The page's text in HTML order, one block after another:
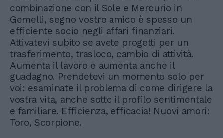
combinazione con il Sole e Mercurio in
Gemelli, segno vostro amico è spesso un
efficiente socio negli affari finanziari.
Attivatevi subito se avete progetti per un
trasferimento, trasloco, cambio di attività.
Aumenta il lavoro e aumenta anche il
guadagno. Prendetevi un momento solo per
voi: esaminate il problema di come dirigere la
vostra vita, anche sotto il profilo sentimentale
e familiare. Efficienza, efficacia! Nuovi amori:
Toro, Scorpione.